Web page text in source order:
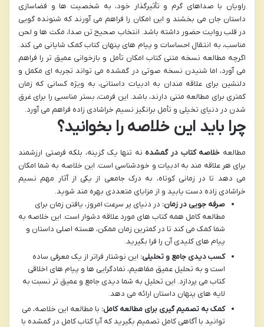
راویان با صداهای گرم و تأثیرگذار خود، به شخصیت ها و فضاسازی
داستان جان می بخشند و این امکان را فراهم می آورند که شنونده گویی
در قلب روایت حضور داشته باشد. انتخاب صحیح تن صدا، مکث ها و لحن
مناسب، به انتقال احساسات و پیام های پنهان کتاب کمک شایانی می کند.
اگرچه مطالعه نسخه متنی کتاب امکان تأمل و بازخوانی عمیق تر را فراهم
می آورد، اما شنیدن نسخه صوتی در گمشده می تواند تجربه ای مکمل و
دلنشین برای علاقه مندان به ادبیات داستانی، به ویژه کسانی که زمان
کمتری برای مطالعه متنی دارند، باشد. این فرمت، بستر مناسبی را برای غرق
شدن در دنیای تخیلی و تأمل برانگیز نسیم خراشادی زاده فراهم می آورد.
چرا باید این خلاصه را بخوانید؟
مطالعه خلاصه کتاب در گمشده نه تنها یک گزینه، بلکه فرصتی ارزشمند
برای هر علاقه مند به ادبیات و خودشناسی است. این خلاصه به شما امکان
می دهد تا در زمانی کوتاه، به درک جامعی از یکی از آثار مهم نسیم
خراشادی زاده دست یابید و از مزایای متعددی بهره مند شوید.
صرفه جویی در زمان: در دنیای پر سرعت امروز، یافتن زمان برای
مطالعه کامل همه کتاب های مورد علاقه دشوار است. این خلاصه به
شما کمک می کند تا در کمترین زمان ممکن، هسته اصلی داستان و
پیام های کلیدی آن را فرا بگیرید.
کسب دیدی جامع و تحلیلی: این نوشتار فراتر از یک معرفی ساده
است و به تحلیل عمیق مفاهیم، نمادگرایی ها و پیام های اخلاقی
کتاب می پردازد. این تحلیل به شما دیدی جامع و عمیق تر نسبت به
لایه های پنهان داستان ارائه می دهد.
کمک به تصمیم گیری برای مطالعه کامل: با مطالعه این خلاصه، می
توانید با آگاهی کامل تصمیم بگیرید که آیا کتاب کامل در گمشده با